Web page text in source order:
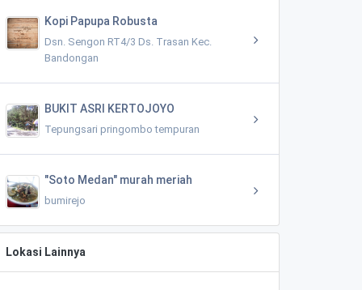
Kopi Papupa Robusta
Dsn. Sengon RT4/3 Ds. Trasan Kec.
Bandongan
BUKIT ASRI KERTOJOYO
Tepungsari pringombo tempuran
"Soto Medan" murah meriah
bumirejo
Lokasi Lainnya